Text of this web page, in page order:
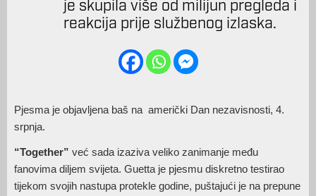
je skupila više od milijun pregleda i
reakcija prije službenog izlaska.
Pjesma je objavljena baš na američki Dan nezavisnosti, 4.
srpnja.
“Together” već sada izaziva veliko zanimanje među
fanovima diljem svijeta. Guetta je pjesmu diskretno testirao
tijekom svojih nastupa protekle godine, puštajući je na prepune